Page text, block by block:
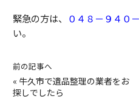
緊急の方は、 ０４８－９４０
い。
前の記事へ
« 牛久市で遺品整理の業者をお
探しでしたら